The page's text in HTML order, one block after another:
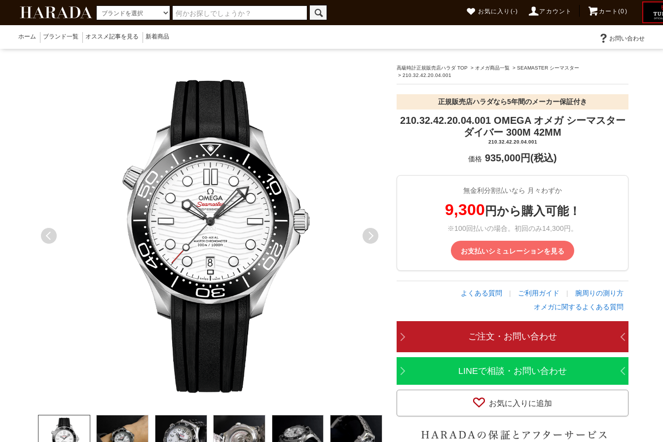
お気に入り (-) アカウント カート(0)
ホーム ブランド一覧 オススメ記事を見る 新着商品 お問い合わせ
高級時計正規販売店ハラダ TOP > オメガ商品一覧 >SEAMASTER シーマスター
>210.32.42.20.04.001
正規販売店ハラダなら5年間のメーカー保証付き
210.32.42.20.04.001 OMEGA オメガ シーマスター
ダイバー 300M 42MM
210.32.42.20.04.001
価格 935,000円(税込)
無金利分割払いなら 月々わずか
9,300 円から購入可能！
※100回払いの場合。初回のみ14,300円。
お支払いシミュレーションを見る
よくある質問 | ご利用ガイド | 腕周りの測り方
オメガに関するよくある質問
ご注文・お問い合わせ
LINEで相談・お問い合わせ
お気に入りに追加